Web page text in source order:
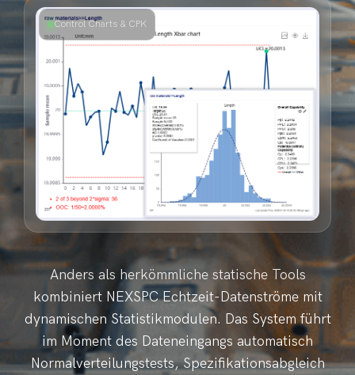
Control Charts & CPK
Anders als herkömmliche statische Tools
kombiniert NEXSPC Echtzeit-Datenströme mit
dynamischen Statistikmodulen. Das System führt
im Moment des Dateneingangs automatisch
Normalverteilungstests, Spezifikationsabgleich